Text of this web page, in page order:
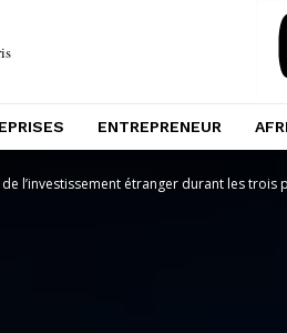
ENTREPRENEUR
l’investissement étranger durant les trois